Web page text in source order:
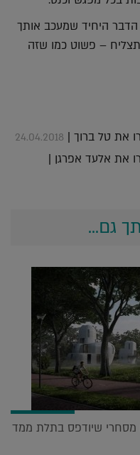
היחיד שמעכב אותך
– פשוט כמו שזה
את טל ברוך | 24.04.2018
את אלעד אפרגן |
גם...
מסחרי שיודפס בתלת ממד